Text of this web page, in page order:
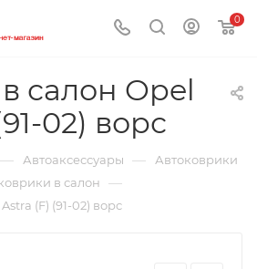
0
салон Opel
02) ворс
— Автоаксессуары — Автоковрики
в салон —
(F) (91-02) ворс